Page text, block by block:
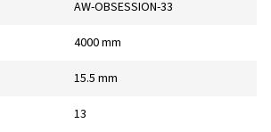
AW-OBSESSION-33
4000 mm
15.5 mm
13